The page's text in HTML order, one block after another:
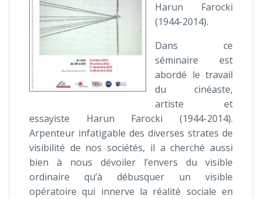
Harun Farocki
(1944-2014).
Dans ce
séminaire est
abordé le travail
du cinéaste,
artiste et
essayiste Harun Farocki (1944-2014).
Arpenteur infatigable des diverses strates de
visibilité de nos sociétés, il a cherché aussi
bien à nous dévoiler l’envers du visible
ordinaire qu’à débusquer un visible
opératoire qui innerve la réalité sociale en